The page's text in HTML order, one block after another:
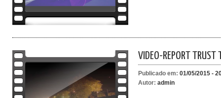
VIDEO-REPORT TRUST
Publicado em: 01/05/2015 -
Autor: admin